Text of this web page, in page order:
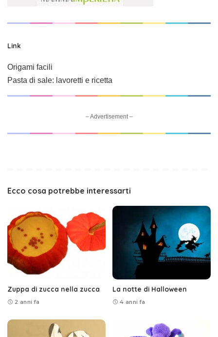
Link
Origami facili
Pasta di sale: lavoretti e ricetta
– Advertisement –
Ecco cosa potrebbe interessarti
Zuppa di zucca nella zucca
2 anni fa
La notte di Halloween
4 anni fa